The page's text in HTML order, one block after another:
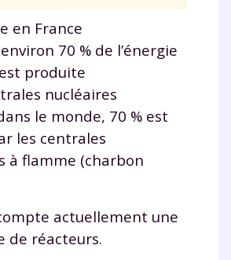
en France
70 % de l’énergie
produite
nucléaires
le monde, 70 % est
les centrales
à flamme (charbon
actuellement une
de réacteurs.
24h notre
de soutien
!
cours et vidéos
,podcasts de révisions
dédié aux parents
progrès